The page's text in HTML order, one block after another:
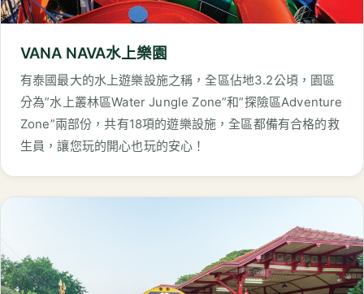
VANA NAVA水上樂園
有泰國最大的水上遊樂設施之稱，全區佔地3.2公頃，園區
分為”水上叢林區Water Jungle Zone”和”探險區Adventure
Zone”兩部份，共有18項的遊樂設施，全區都備有合格的救
生員，讓您玩的開心也玩的安心！